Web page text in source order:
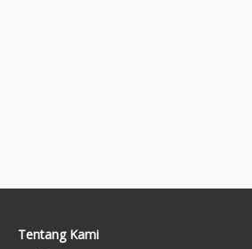
Tentang Kami